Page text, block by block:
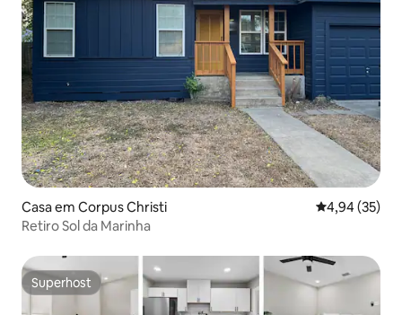
Casa em Corpus Christi Classificação
4,94 (35)
Retiro Sol da Marinha
Superhost
Superhost